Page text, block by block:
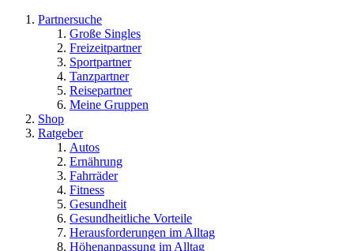
Partnersuche
Große Singles
Freizeitpartner
Sportpartner
Tanzpartner
Reisepartner
Meine Gruppen
Shop
Ratgeber
Autos
Ernährung
Fahrräder
Fitness
Gesundheit
Gesundheitliche Vorteile
Herausforderungen im Alltag
Höhenanpassung im Alltag